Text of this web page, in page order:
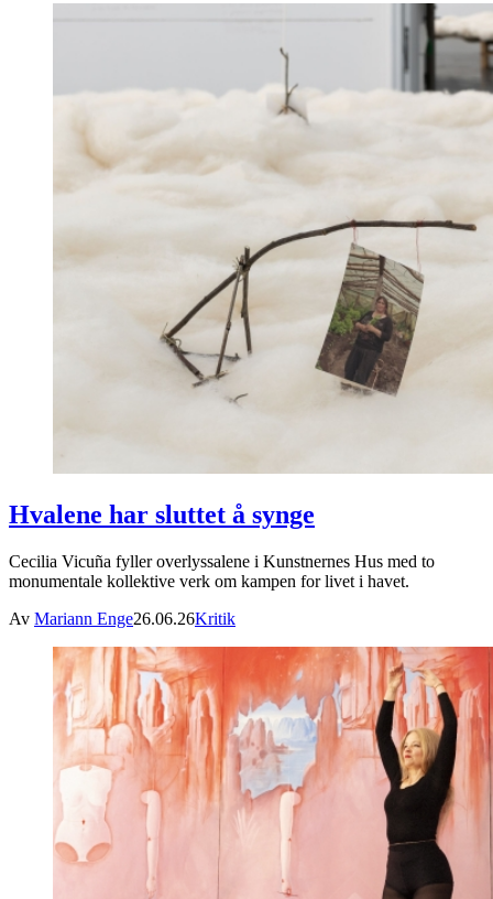
Hvalene har sluttet å synge
Cecilia Vicuña fyller overlyssalene i Kunstnernes Hus med to
monumentale kollektive verk om kampen for livet i havet.
Av Mariann Enge26.06.26Kritik